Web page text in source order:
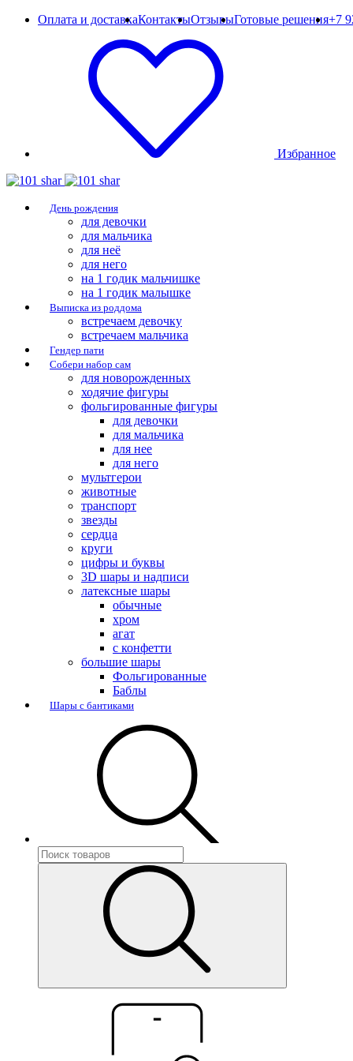
Оплата и доставкаКонтактыОтзывыГотовые решения+7
Избранное
День рождения
для девочки
для мальчика
для неё
для него
на 1 годик мальчишке
на 1 годик малышке
Выписка из роддома
встречаем девочку
встречаем мальчика
Гендер пати
Собери набор сам
для новорожденных
ходячие фигуры
фольгированные фигуры
для девочки
для мальчика
для нее
для него
мультгерои
животные
транспорт
звезды
сердца
круги
цифры и буквы
3D шары и надписи
латексные шары
обычные
хром
агат
с конфетти
большие шары
Фольгированные
Баблы
Шары с бантиками